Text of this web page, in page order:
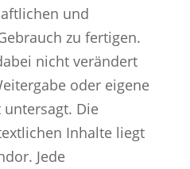
und
zu fertigen.
nicht verändert
oder eigene
Die
Inhalte liegt
Jede